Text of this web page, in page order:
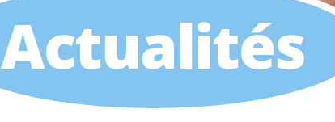
Actualités